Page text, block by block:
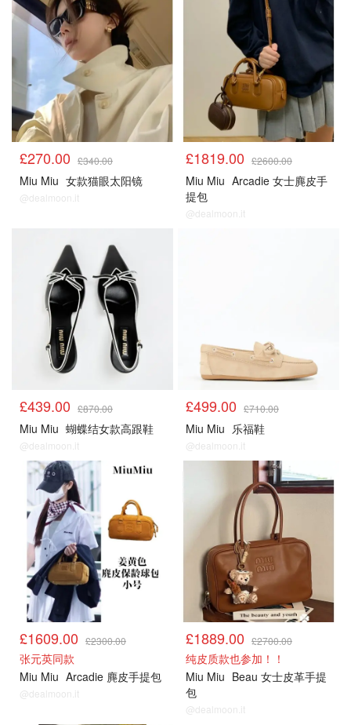
£270.00 £340.00
Miu Miu 女款猫眼太阳镜
@dealmoon.it
£1819.00 £2600.00
Miu Miu Arcadie 女士麂皮手
提包
@dealmoon.it
£439.00 £870.00
Miu Miu 蝴蝶结女款高跟鞋
@dealmoon.it
£499.00 £710.00
Miu Miu 乐福鞋
@dealmoon.it
£1609.00 £2300.00
张元英同款
Miu Miu Arcadie 麂皮手提包
@dealmoon.it
£1889.00 £2700.00
纯皮质款也参加！！
Miu Miu Beau 女士皮革手提
包
@dealmoon.it